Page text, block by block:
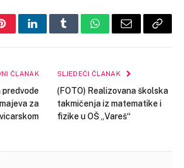
PinterestLinkedInTumblrWhatsApp
Email Copy
ČLANAK
predvode
za
SLJEDEĆI ČLANAK
(FOTO) Realizovana školska
takmičenja iz matematike i
fizike u OŠ „Vareš“